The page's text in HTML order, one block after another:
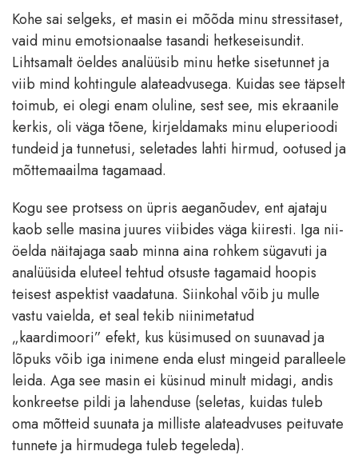
Kohe sai selgeks, et masin ei mõõda minu stressitaset,
vaid minu emotsionaalse tasandi hetkeseisundit.
Lihtsamalt öeldes analüüsib minu hetke sisetunnet ja
viib mind kohtingule alateadvusega. Kuidas see täpselt
toimub, ei olegi enam oluline, sest see, mis ekraanile
kerkis, oli väga tõene, kirjeldamaks minu eluperioodi
tundeid ja tunnetusi, seletades lahti hirmud, ootused ja
mõttemaailma tagamaad.
Kogu see protsess on üpris aeganõudev, ent ajataju
kaob selle masina juures viibides väga kiiresti. Iga nii-
öelda näitajaga saab minna aina rohkem sügavuti ja
analüüsida eluteel tehtud otsuste tagamaid hoopis
teisest aspektist vaadatuna. Siinkohal võib ju mulle
vastu vaielda, et seal tekib niinimetatud
„kaardimoori” efekt, kus küsimused on suunavad ja
lõpuks võib iga inimene enda elust mingeid paralleele
leida. Aga see masin ei küsinud minult midagi, andis
konkreetse pildi ja lahenduse (seletas, kuidas tuleb
oma mõtteid suunata ja milliste alateadvuses peituvate
tunnete ja hirmudega tuleb tegeleda).